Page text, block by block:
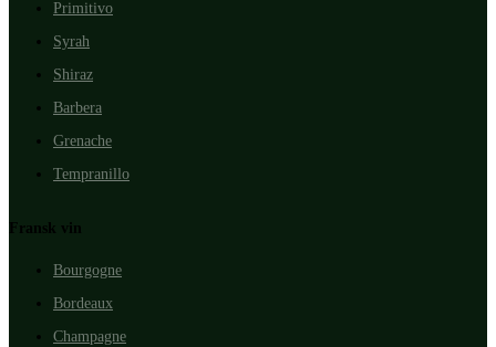
Primitivo
Syrah
Shiraz
Barbera
Grenache
Tempranillo
Fransk vin
Bourgogne
Bordeaux
Champagne